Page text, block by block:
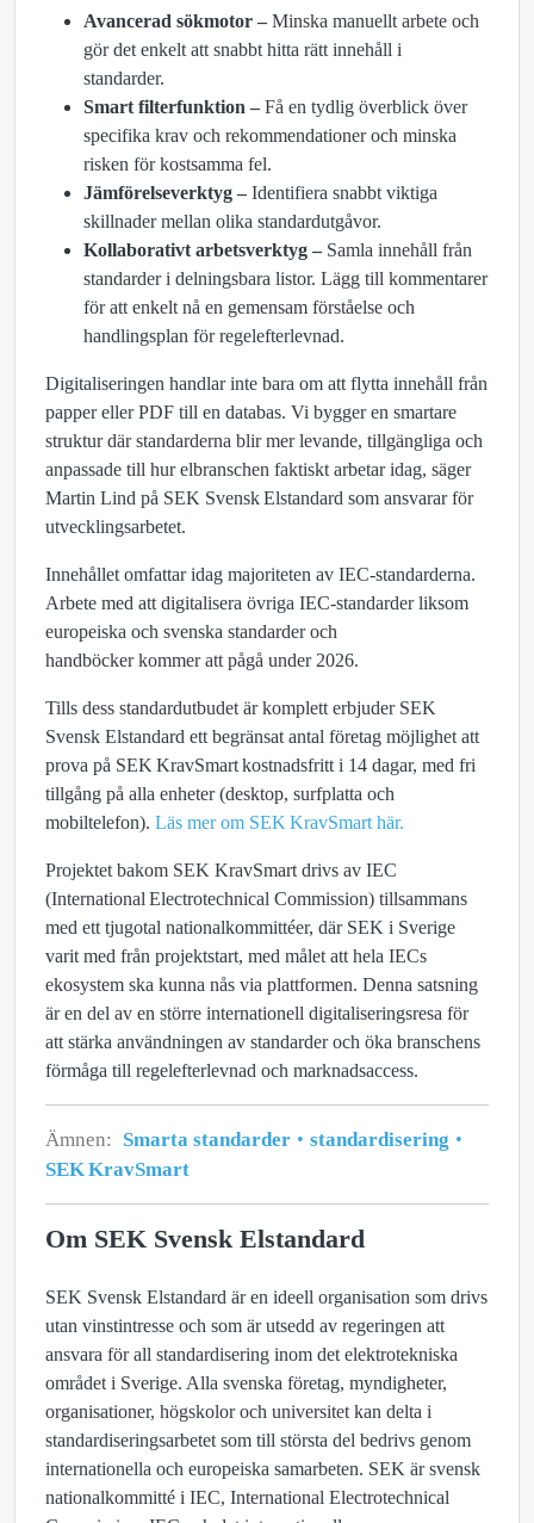
Avancerad sökmotor – Minska manuellt arbete och
gör det enkelt att snabbt hitta rätt innehåll i
standarder.
Smart filterfunktion – Få en tydlig överblick över
specifika krav och rekommendationer och minska
risken för kostsamma fel.
Jämförelseverktyg – Identifiera snabbt viktiga
skillnader mellan olika standardutgåvor.
Kollaborativt arbetsverktyg – Samla innehåll från
standarder i delningsbara listor. Lägg till kommentarer
för att enkelt nå en gemensam förståelse och
handlingsplan för regelefterlevnad.
Digitaliseringen handlar inte bara om att flytta innehåll från
papper eller PDF till en databas. Vi bygger en smartare
struktur där standarderna blir mer levande, tillgängliga och
anpassade till hur elbranschen faktiskt arbetar idag, säger
Martin Lind på SEK Svensk Elstandard som ansvarar för
utvecklingsarbetet.
Innehållet omfattar idag majoriteten av IEC-standarderna.
Arbete med att digitalisera övriga IEC-standarder liksom
europeiska och svenska standarder och
handböcker kommer att pågå under 2026.
Tills dess standardutbudet är komplett erbjuder SEK
Svensk Elstandard ett begränsat antal företag möjlighet att
prova på SEK KravSmart kostnadsfritt i 14 dagar, med fri
tillgång på alla enheter (desktop, surfplatta och
mobiltelefon). Läs mer om SEK KravSmart här.
Projektet bakom SEK KravSmart drivs av IEC
(International Electrotechnical Commission) tillsammans
med ett tjugotal nationalkommittéer, där SEK i Sverige
varit med från projektstart, med målet att hela IECs
ekosystem ska kunna nås via plattformen. Denna satsning
är en del av en större internationell digitaliseringsresa för
att stärka användningen av standarder och öka branschens
förmåga till regelefterlevnad och marknadsaccess.
Ämnen: Smarta standarder
standardisering
SEK KravSmart
Om SEK Svensk Elstandard
SEK Svensk Elstandard är en ideell organisation som drivs
utan vinstintresse och som är utsedd av regeringen att
ansvara för all standardisering inom det elektrotekniska
området i Sverige. Alla svenska företag, myndigheter,
organisationer, högskolor och universitet kan delta i
standardiseringsarbetet som till största del bedrivs genom
internationella och europeiska samarbeten. SEK är svensk
nationalkommitté i IEC, International Electrotechnical